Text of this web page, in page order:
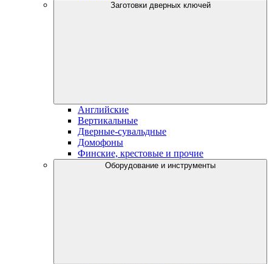
Заготовки дверных ключей
Английские
Вертикальные
Дверные-сувальдные
Домофоны
Финские, крестовые и прочие
Оборудование и инструменты